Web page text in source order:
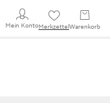
Mein KontoMerkzettel Warenkorb